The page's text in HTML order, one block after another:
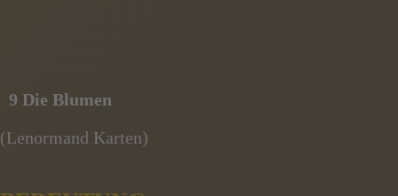
9 Die Blumen
(Lenormand Karten)